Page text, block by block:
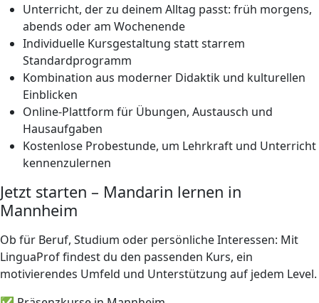
Unterricht, der zu deinem Alltag passt: früh morgens,
abends oder am Wochenende
Individuelle Kursgestaltung statt starrem
Standardprogramm
Kombination aus moderner Didaktik und kulturellen
Einblicken
Online-Plattform für Übungen, Austausch und
Hausaufgaben
Kostenlose Probestunde, um Lehrkraft und Unterricht
kennenzulernen
Jetzt starten – Mandarin lernen in
Mannheim
Ob für Beruf, Studium oder persönliche Interessen: Mit
LinguaProf findest du den passenden Kurs, ein
motivierendes Umfeld und Unterstützung auf jedem Level.